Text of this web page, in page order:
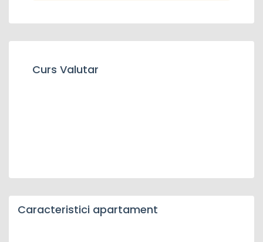
Curs Valutar
Caracteristici apartament